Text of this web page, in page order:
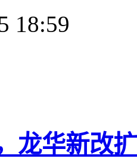
18:59
龙华新改